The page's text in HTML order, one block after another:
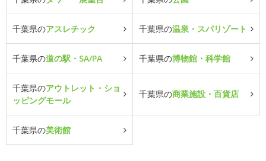
千葉県のアスレチック 千葉県の温泉・スパリゾート
千葉県の道の駅・SA/PA 千葉県の博物館・科学館
千葉県のアウトレット・ショ
ッピングモール
千葉県の商業施設・百貨店
千葉県の美術館